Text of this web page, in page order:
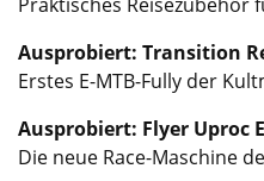
Ausprobiert: Transition
Erstes E-MTB-Fully der
Ausprobiert: Flyer Uproc
Die neue Race-Maschine